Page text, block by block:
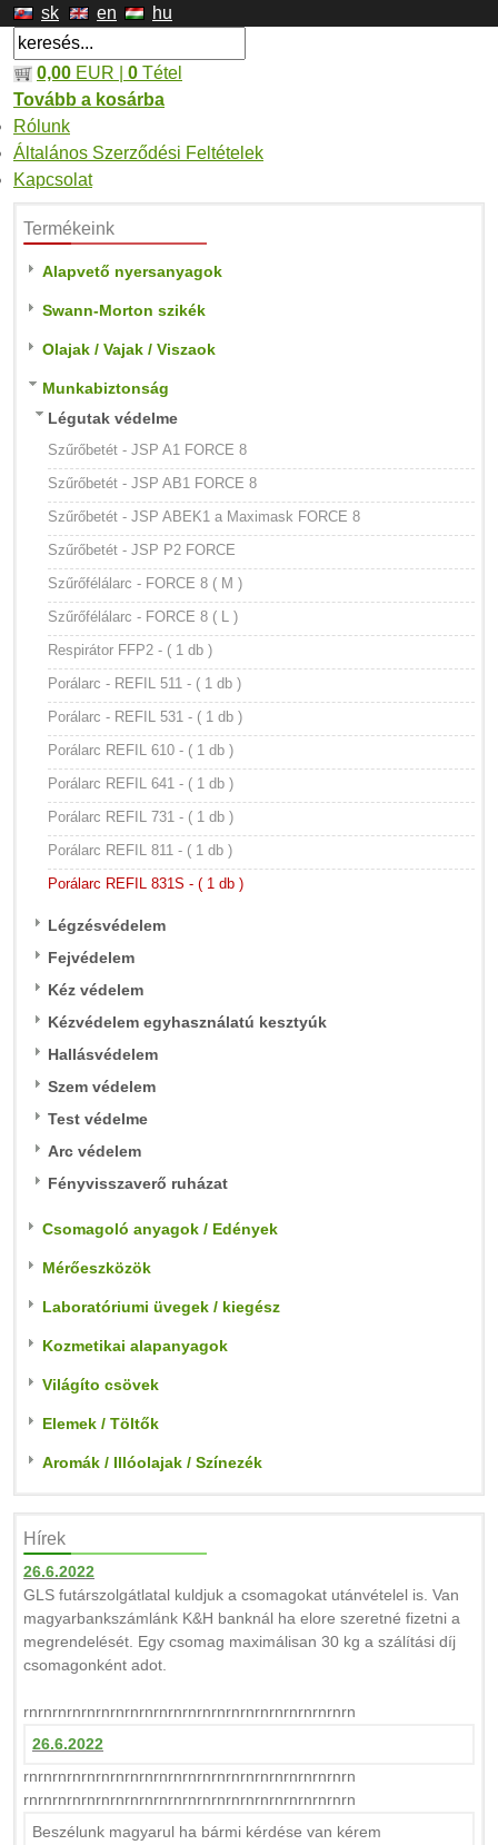
sk en hu
0,00 EUR | 0 Tétel
Tovább a kosárba
Rólunk
Általános Szerződési Feltételek
Kapcsolat
Termékeink
Alapvető nyersanyagok
Swann-Morton szikék
Olajak / Vajak / Viszaok
Munkabiztonság
Légutak védelme
Szűrőbetét - JSP A1 FORCE 8
Szűrőbetét - JSP AB1 FORCE 8
Szűrőbetét - JSP ABEK1 a Maximask FORCE 8
Szűrőbetét - JSP P2 FORCE
Szűrőfélálarc - FORCE 8 ( M )
Szűrőfélálarc - FORCE 8 ( L )
Respirátor FFP2 - ( 1 db )
Porálarc - REFIL 511 - ( 1 db )
Porálarc - REFIL 531 - ( 1 db )
Porálarc REFIL 610 - ( 1 db )
Porálarc REFIL 641 - ( 1 db )
Porálarc REFIL 731 - ( 1 db )
Porálarc REFIL 811 - ( 1 db )
Porálarc REFIL 831S - ( 1 db )
Légzésvédelem
Fejvédelem
Kéz védelem
Kézvédelem egyhasználatú kesztyúk
Hallásvédelem
Szem védelem
Test védelme
Arc védelem
Fényvisszaverő ruházat
Csomagoló anyagok / Edények
Mérőeszközök
Laboratóriumi üvegek / kiegész
Kozmetikai alapanyagok
Világíto csövek
Elemek / Töltők
Aromák / Illóolajak / Színezék
Hírek
26.6.2022
GLS futárszolgátlatal kuldjuk a csomagokat utánvételel is. Van
magyarbankszámlánk K&H banknál ha elore szeretné fizetni a
megrendelését. Egy csomag maximálisan 30 kg a szálítási díj
csomagonként adot.
rnrnrnrnrnrnrnrnrnrnrnrnrnrnrnrnrnrnrnrnrnrnrn
26.6.2022
rnrnrnrnrnrnrnrnrnrnrnrnrnrnrnrnrnrnrnrnrnrnrn
rnrnrnrnrnrnrnrnrnrnrnrnrnrnrnrnrnrnrnrnrnrnrn
Beszélunk magyarul ha bármi kérdése van kérem